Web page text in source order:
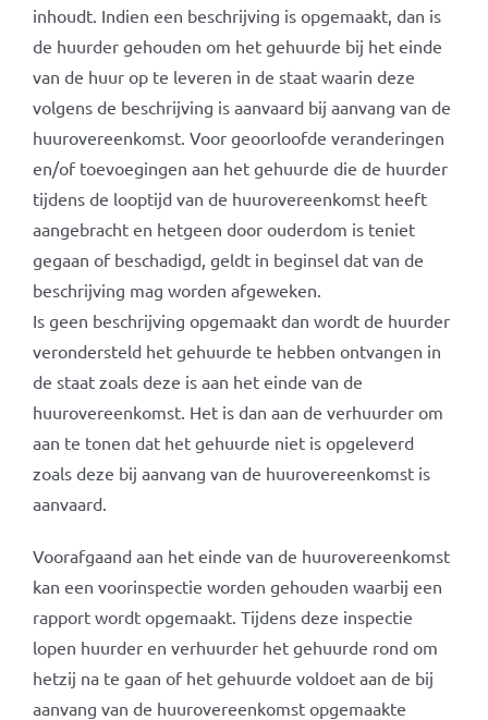
inhoudt. Indien een beschrijving is opgemaakt, dan is
de huurder gehouden om het gehuurde bij het einde
van de huur op te leveren in de staat waarin deze
volgens de beschrijving is aanvaard bij aanvang van de
huurovereenkomst. Voor geoorloofde veranderingen
en/of toevoegingen aan het gehuurde die de huurder
tijdens de looptijd van de huurovereenkomst heeft
aangebracht en hetgeen door ouderdom is teniet
gegaan of beschadigd, geldt in beginsel dat van de
beschrijving mag worden afgeweken.
Is geen beschrijving opgemaakt dan wordt de huurder
verondersteld het gehuurde te hebben ontvangen in
de staat zoals deze is aan het einde van de
huurovereenkomst. Het is dan aan de verhuurder om
aan te tonen dat het gehuurde niet is opgeleverd
zoals deze bij aanvang van de huurovereenkomst is
aanvaard.
Voorafgaand aan het einde van de huurovereenkomst
kan een voorinspectie worden gehouden waarbij een
rapport wordt opgemaakt. Tijdens deze inspectie
lopen huurder en verhuurder het gehuurde rond om
hetzij na te gaan of het gehuurde voldoet aan de bij
aanvang van de huurovereenkomst opgemaakte